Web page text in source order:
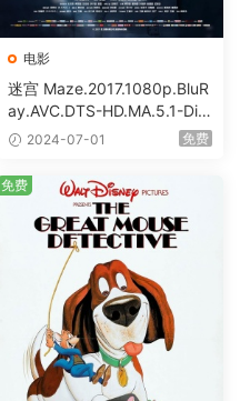
电影
迷宫 Maze.2017.1080p.BluR
ay.AVC.DTS-HD.MA.5.1-DiY
@HDHome [BDISO 19.7GB]
2024-07-01 免费
免费